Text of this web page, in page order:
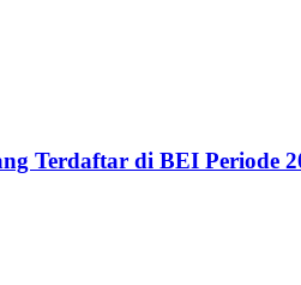
Terdaftar di BEI Periode